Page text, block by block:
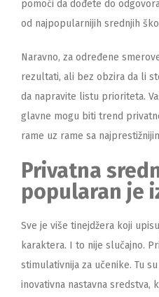
pomoći da dođete do
od najpopularnijih srednjih
Naravno, za određene
rezultati, ali bez obzira da li
da napravite listu prioriteta.
glavne mogu biti trend
rame uz rame sa
Privatna
popularan je
Sve je više tinejdžera koji
karaktera. I to nije slučajno.
stimulativnija za učenike. Tu
inovativna nastavna sredstva,